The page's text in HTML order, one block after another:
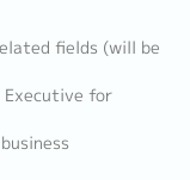
fields (will be
Executive for